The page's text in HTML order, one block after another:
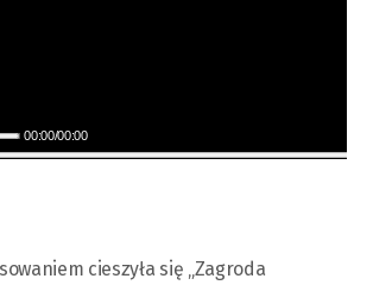
00:00/00:00
cieszyła się „Zagroda